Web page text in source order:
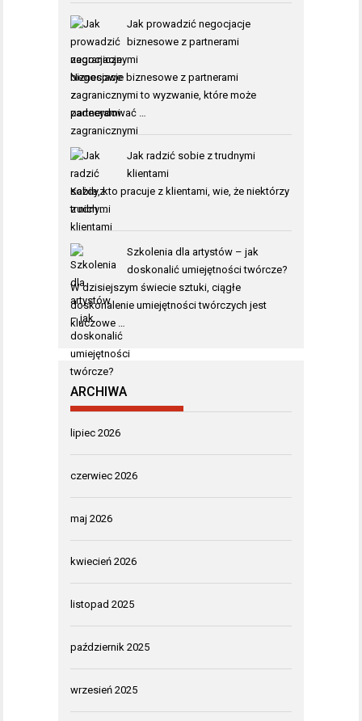
Jak prowadzić negocjacje
biznesowe z partnerami
zagranicznymi
Negocjacje biznesowe z partnerami
zagranicznymi to wyzwanie, które może
zadecydować …
Jak radzić sobie z trudnymi
klientami
Każdy, kto pracuje z klientami, wie, że niektórzy
z nich …
Szkolenia dla artystów – jak
doskonalić umiejętności twórcze?
W dzisiejszym świecie sztuki, ciągłe
doskonalenie umiejętności twórczych jest
kluczowe …
ARCHIWA
lipiec 2026
czerwiec 2026
maj 2026
kwiecień 2026
listopad 2025
październik 2025
wrzesień 2025